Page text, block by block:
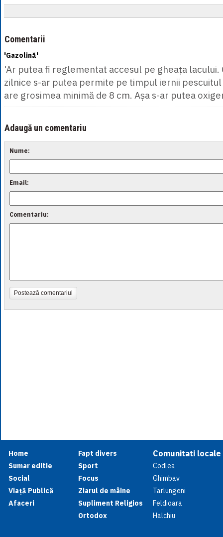
Comentarii
'Gazolină'
'Ar putea fi reglementat accesul pe gheața lacului.
zilnice s-ar putea permite pe timpul iernii
are grosimea minimă de 8 cm. Așa s-ar putea
Adaugă un comentariu
Nume:
Email:
Comentariu:
Postează comentariul
Home
Sumar editie
Social
Viață Publică
Afaceri
Fapt divers
Sport
Focus
Ziarul de mâine
Supliment Religios
Ortodox
Comunitati locale
Codlea
Ghimbav
Tarlungeni
Feldioara
Halchiu